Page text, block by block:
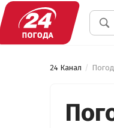
24 Канал